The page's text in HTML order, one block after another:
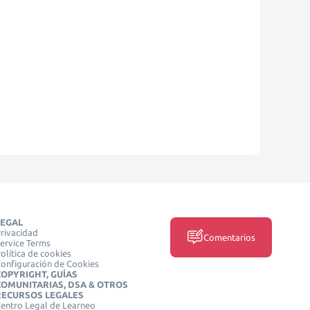
Terms
de cookies
de Cookies
GUÍAS
DSA & OTROS
LEGALES
Legal de Learneo
Comentarios